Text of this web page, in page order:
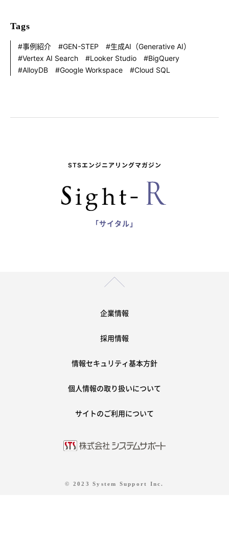
Tags
事例紹介 GEN-STEP
生成AI（Generative AI）
Vertex AI Search
Looker Studio
BigQuery
AlloyDB
Google Workspace Cloud SQL
STSエンジニアリングマガジン
「サイタル」
企業情報
採用情報
情報セキュリティ基本方針
個人情報の取り扱いについて
サイトのご利用について
© 2023 System Support Inc.